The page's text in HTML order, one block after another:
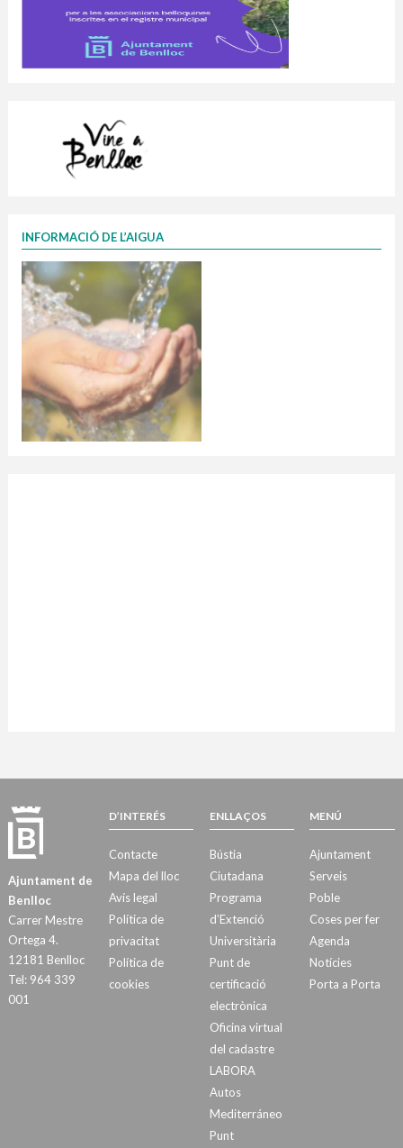
INFORMACIÓ DE L’AIGUA
Ajuntament de
Benlloc
Carrer Mestre
Ortega 4.
12181 Benlloc
Tel: 964 339
001
D’INTERÉS
Contacte
Mapa del lloc
Avís legal
Política de
privacitat
Política de
cookies
ENLLAÇOS
Bústia
Ciutadana
Programa
d’Extenció
Universitària
Punt de
certificació
electrònica
Oficina virtual
del cadastre
LABORA
Autos
Mediterráneo
Punt
MENÚ
Ajuntament
Serveis
Poble
Coses per fer
Agenda
Notícies
Porta a Porta